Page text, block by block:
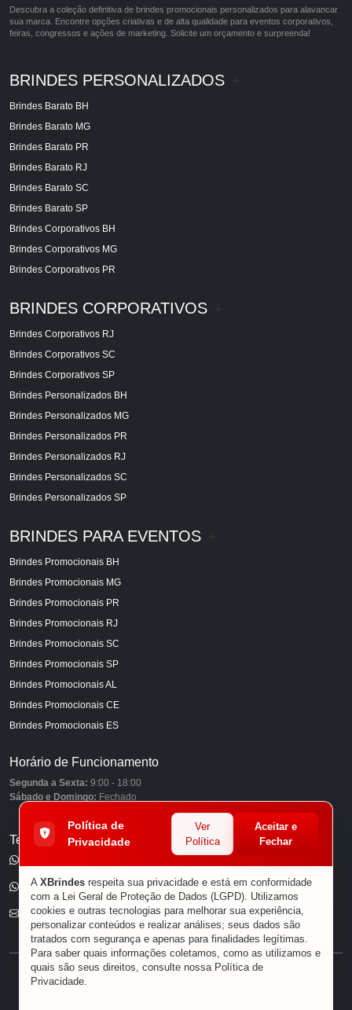
Descubra a coleção definitiva de brindes promocionais personalizados para alavancar
sua marca. Encontre opções criativas e de alta qualidade para eventos corporativos,
feiras, congressos e ações de marketing. Solicite um orçamento e surpreenda!
BRINDES PERSONALIZADOS
Brindes Barato BH
Brindes Barato MG
Brindes Barato PR
Brindes Barato RJ
Brindes Barato SC
Brindes Barato SP
Brindes Corporativos BH
Brindes Corporativos MG
Brindes Corporativos PR
BRINDES CORPORATIVOS
Brindes Corporativos RJ
Brindes Corporativos SC
Brindes Corporativos SP
Brindes Personalizados BH
Brindes Personalizados MG
Brindes Personalizados PR
Brindes Personalizados RJ
Brindes Personalizados SC
Brindes Personalizados SP
BRINDES PARA EVENTOS
Brindes Promocionais BH
Brindes Promocionais MG
Brindes Promocionais PR
Brindes Promocionais RJ
Brindes Promocionais SC
Brindes Promocionais SP
Brindes Promocionais AL
Brindes Promocionais CE
Brindes Promocionais ES
Horário de Funcionamento
Segunda a Sexta: 9:00 - 18:00
Sábado e Domingo: Fechado
Telefones
(11) 96585-7462
E-mail
® XBRINDES
Política de
Privacidade
Ver
Política
Aceitar e
Fechar
A XBrindes respeita sua privacidade e está em conformidade
com a Lei Geral de Proteção de Dados (LGPD). Utilizamos
cookies e outras tecnologias para melhorar sua experiência,
personalizar conteúdos e realizar análises; seus dados são
tratados com segurança e apenas para finalidades legítimas.
Para saber quais informações coletamos, como as utilizamos e
quais são seus direitos, consulte nossa Política de
Privacidade.